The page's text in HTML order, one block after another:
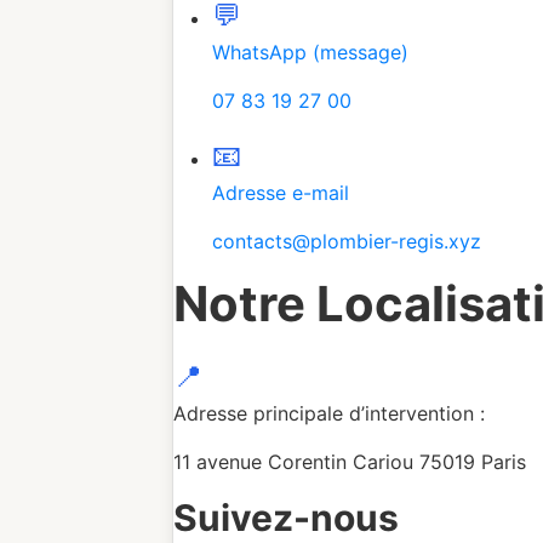
💬
WhatsApp (message)
07 83 19 27 00
📧
Adresse e-mail
contacts@plombier-regis.xyz
Notre
📍
Adresse principale d’intervention :
11 avenue Corentin Cariou 75019 Paris
Suivez-nous